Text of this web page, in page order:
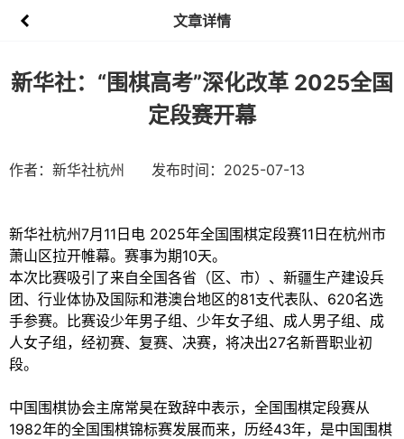
文章详情
新华社：“围棋高考”深化改革 2025全国
定段赛开幕
作者：新华社杭州 发布时间：2025-07-13
新华社杭州7月11日电 2025年全国围棋定段赛11日在杭州市
萧山区拉开帷幕。赛事为期10天。
本次比赛吸引了来自全国各省（区、市）、新疆生产建设兵
团、行业体协及国际和港澳台地区的81支代表队、620名选
手参赛。比赛设少年男子组、少年女子组、成人男子组、成
人女子组，经初赛、复赛、决赛，将决出27名新晋职业初
段。
中国围棋协会主席常昊在致辞中表示，全国围棋定段赛从
1982年的全国围棋锦标赛发展而来，历经43年，是中国围棋